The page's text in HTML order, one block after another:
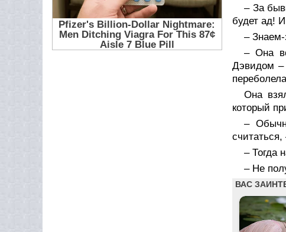
– За
будет ад!
– Знаем-
– Она
Дэвидом –
Она
который
–
– Тогда
– Не